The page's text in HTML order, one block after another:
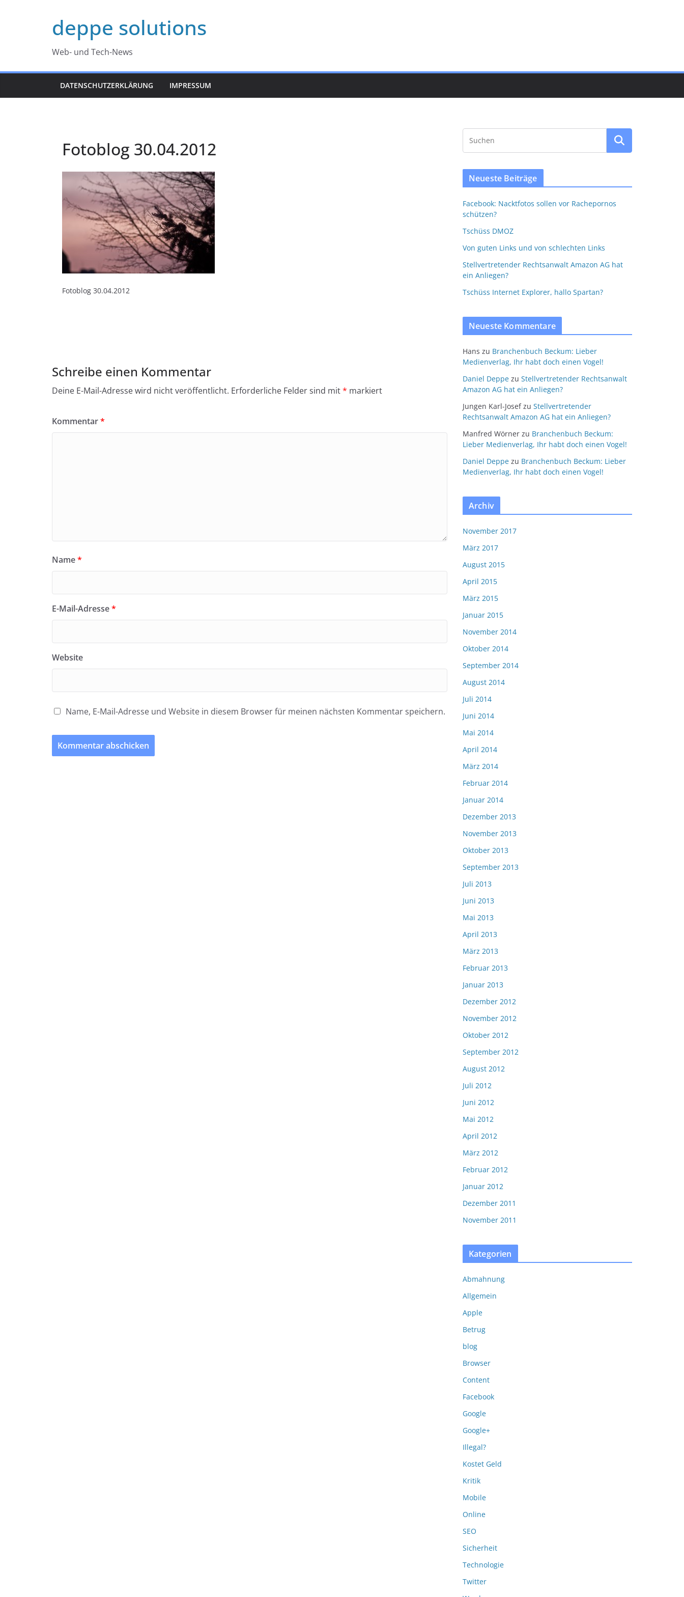
deppe solutions
Web- und Tech-News
DATENSCHUTZERKLÄRUNG IMPRESSUM
Fotoblog 30.04.2012
Fotoblog 30.04.2012
Schreibe einen Kommentar
Deine E-Mail-Adresse wird nicht veröffentlicht. Erforderliche Felder sind mit* markiert
Kommentar*
Name*
E-Mail-Adresse*
Website
Name, E-Mail-Adresse und Website in diesem Browser für meinen nächsten Kommentar speichern.
Neueste Beiträge
Facebook: Nacktfotos sollen vor Rachepornos
schützen?
Tschüss DMOZ
Von guten Links und von schlechten Links
Stellvertretender Rechtsanwalt Amazon AG hat
ein Anliegen?
Tschüss Internet Explorer, hallo Spartan?
Neueste Kommentare
Hans zu Branchenbuch Beckum: Lieber
Medienverlag, Ihr habt doch einen Vogel!
Daniel Deppe zu Stellvertretender Rechtsanwalt
Amazon AG hat ein Anliegen?
Jungen Karl-Josefzu Stellvertretender
Rechtsanwalt Amazon AG hat ein Anliegen?
Manfred Wörner zu Branchenbuch Beckum:
Lieber Medienverlag, Ihr habt doch einen Vogel!
Daniel Deppe zu Branchenbuch Beckum: Lieber
Medienverlag, Ihr habt doch einen Vogel!
Archiv
November 2017
März 2017
August 2015
April 2015
März 2015
Januar 2015
November 2014
Oktober 2014
September 2014
August 2014
Juli 2014
Juni 2014
Mai 2014
April 2014
März 2014
Februar 2014
Januar 2014
Dezember 2013
November 2013
Oktober 2013
September 2013
Juli 2013
Juni 2013
Mai 2013
April 2013
März 2013
Februar 2013
Januar 2013
Dezember 2012
November 2012
Oktober 2012
September 2012
August 2012
Juli 2012
Juni 2012
Mai 2012
April 2012
März 2012
Februar 2012
Januar 2012
Dezember 2011
November 2011
Kategorien
Abmahnung
Allgemein
Apple
Betrug
blog
Browser
Content
Facebook
Google
Google+
Illegal?
Kostet Geld
Kritik
Mobile
Online
SEO
Sicherheit
Technologie
Twitter